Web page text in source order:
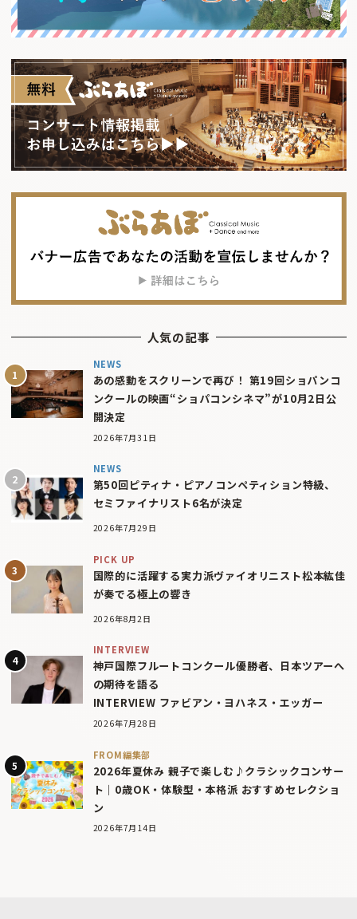
人気の記事
NEWS
あの感動をスクリーンで再び！ 第19回ショパンコ
ンクールの映画“ショパコンシネマ”が10月2日公
開決定
2026年7月31日
NEWS
第50回ピティナ・ピアノコンペティション特級、
セミファイナリスト6名が決定
2026年7月29日
PICK UP
国際的に活躍する実力派ヴァイオリニスト松本紘佳
が奏でる極上の響き
2026年8月2日
INTERVIEW
神戸国際フルートコンクール優勝者、日本ツアーへ
の期待を語る
INTERVIEW ファビアン・ヨハネス・エッガー
2026年7月28日
FROM編集部
2026年夏休み 親子で楽しむ♪クラシックコンサー
ト｜0歳OK・体験型・本格派 おすすめセレクショ
ン
2026年7月14日